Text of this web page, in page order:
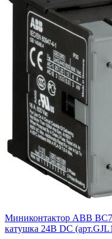
Миниконтактор ABB
катушка 24B DС